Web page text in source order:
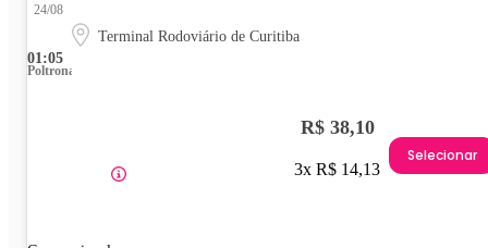
01:05
24/08
Terminal Rodoviário de Curitiba
Poltrona
R$ 38,10
3x R$ 14,13
Selecionar